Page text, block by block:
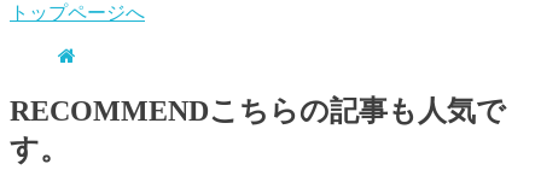
トップページへ
RECOMMENDこちらの記事も人気で
す。